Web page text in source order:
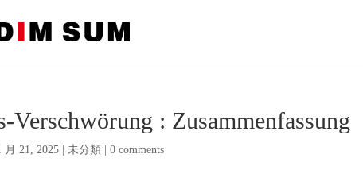
Verschwörung : Zusammenfassung
月 21, 2025 |未分類 |0 comments